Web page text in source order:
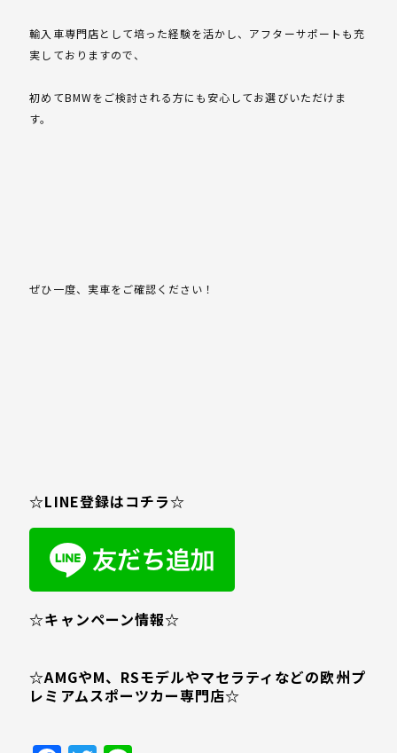
輸入車専門店として培った経験を活かし、アフターサポートも充
実しておりますので、
初めてBMWをご検討される方にも安心してお選びいただけま
す。
ぜひ一度、実車をご確認ください！
☆LINE登録はコチラ☆
☆キャンペーン情報☆